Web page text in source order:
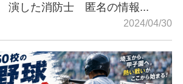
演した消防士 匿名の情報...
2024/04/30